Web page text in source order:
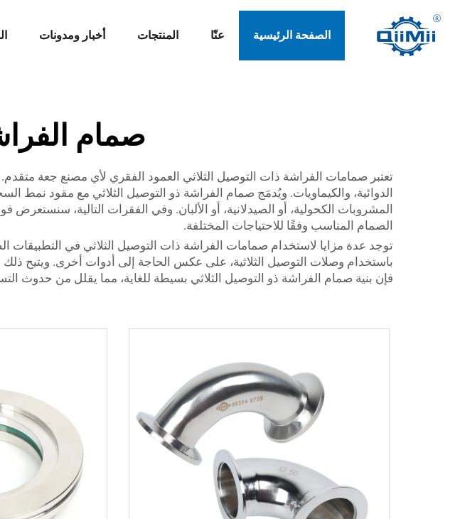
الصفحة الرئيسية عنّا المنتجات أخبار ومدونات
صمام
تعتبر صمامات الفراشة ذات التوصيل الثلاثي العمود الفقري لأي مصنع جعة
الدوائية، والكيماويات. ويُدمَج صمام الفراشة ذو التوصيل الثلاثي مع مقود
المشروبات الكحولية، أو الصيدلانية، أو الألبان. وفي الفقرات التالية، سنستعرض
الصمام المناسب وفقًا للاحتياجات المختلفة.
توجد عدة مزايا لاستخدام صمامات الفراشة ذات التوصيل الثلاثي في التطبيقات
باستخدام وصلات التوصيل الثلاثية، على عكس الحاجة إلى أدوات أخرى. ويتيح
فإن بنية صمام الفراشة ذو التوصيل الثلاثي بسيطة للغاية، مما يقلل من حدوث